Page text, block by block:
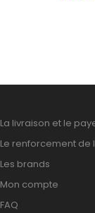
La livraison et le
Le renforcement de
Les brands
Mon compte
FAQ